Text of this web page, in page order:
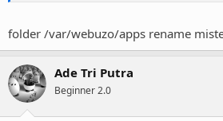
di /var/webuzo yang harus di ganti
seperti itu seharusnya.
folder /var/webuzo/apps rename
Ade Tri Putra
Beginner 2.0